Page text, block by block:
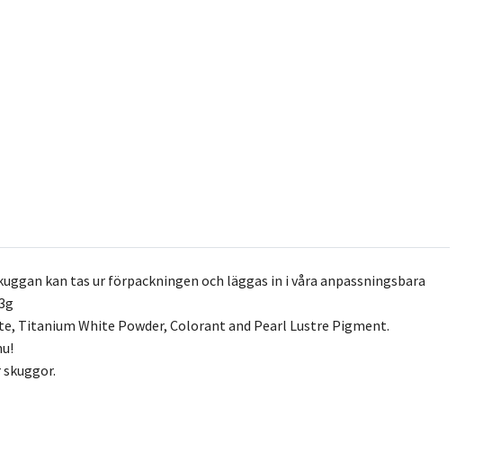
kan tas ur förpackningen och läggas in i våra anpassningsbara
Titanium White Powder, Colorant and Pearl Lustre Pigment.